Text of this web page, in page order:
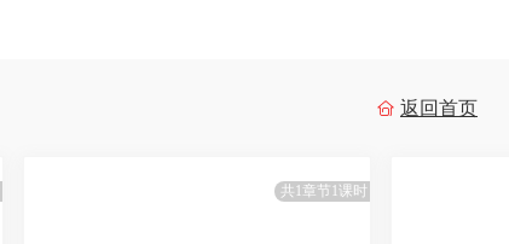
 返回首页
共1章节1课时